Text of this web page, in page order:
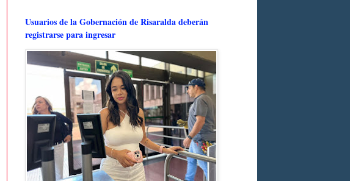
Usuarios de la Gobernación de Risaralda deberán
registrarse para ingresar